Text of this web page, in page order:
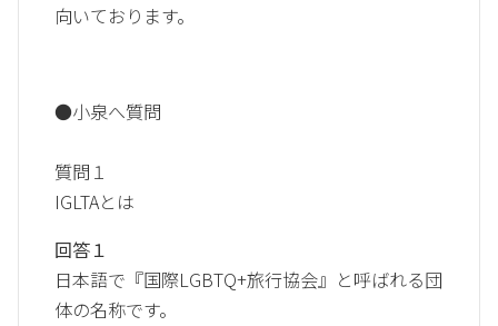
向いております。
●小泉へ質問
質問１
IGLTAとは
回答１
日本語で『国際LGBTQ+旅行協会』と呼ばれる団
体の名称です。